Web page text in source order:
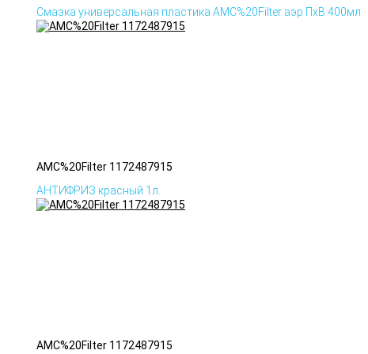
Смазка универсальная пластика AMC%20Filter аэр ПхВ 400мл
AMC%20Filter 1172487915
АНТИФРИЗ красный 1л.
AMC%20Filter 1172487915